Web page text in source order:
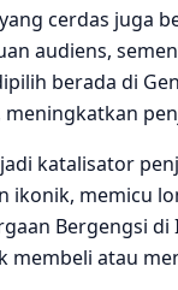
cerdas juga
audiens,
berada di
katalisator
ikonik, memicu
Bergengsi
atau